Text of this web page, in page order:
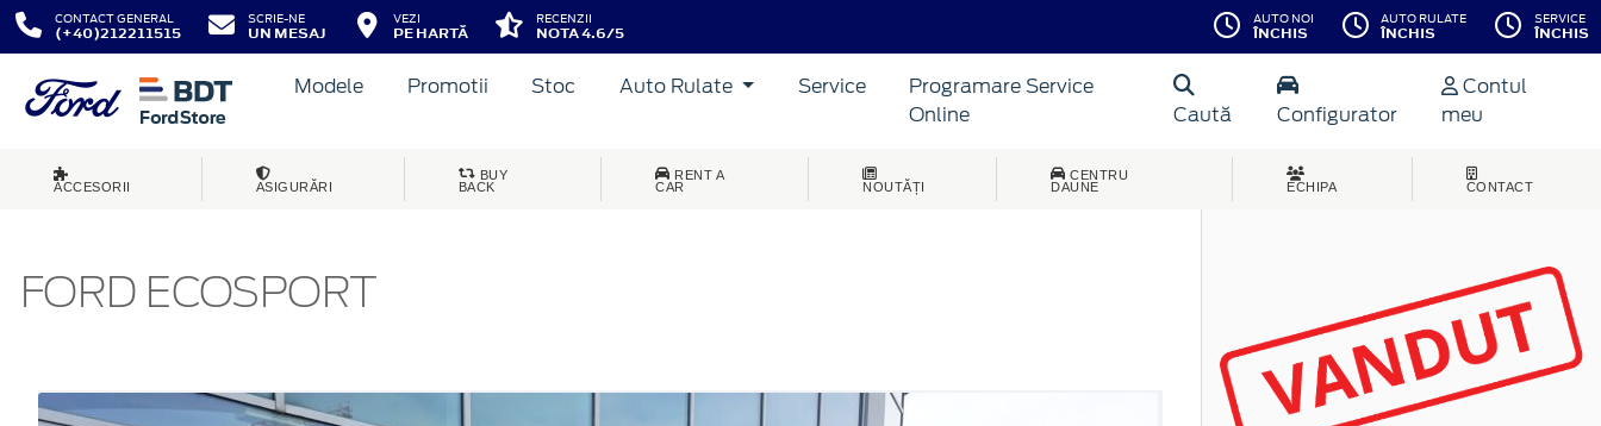
CONTACT GENERAL
(+40)212211515
SCRIE-NE
UN MESAJ
VEZI
PE HARTĂ
RECENZII
NOTA 4.6/5
AUTO NOI
ÎNCHIS
AUTO RULATE
ÎNCHIS
SERVICE
ÎNCHIS
Modele Promotii Stoc Auto Rulate Service
Programare Service
Online
Caută Configurator
Contul
meu
ACCESORII ASIGURĂRI
BUY
BACK
RENT A
CAR
NOUTĂȚI
CENTRU
DAUNE
ECHIPA CONTACT
FORD ECOSPORT